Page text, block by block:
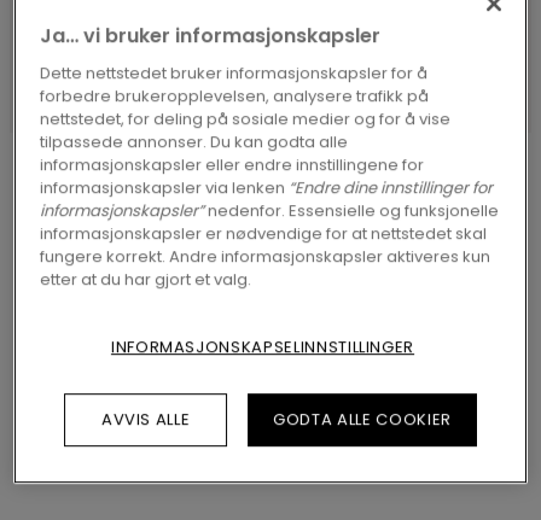
UTFORSK VÅRE PARKETTGULV TIL
SOVEROM
PARKETT SOVEROM
Ja… vi bruker informasjonskapsler
Dette nettstedet bruker informasjonskapsler for å
forbedre brukeropplevelsen, analysere trafikk på
nettstedet, for deling på sosiale medier og for å vise
tilpassede annonser. Du kan godta alle
informasjonskapsler eller endre innstillingene for
informasjonskapsler via lenken “Endre dine innstillinger for
informasjonskapsler”nedenfor. Essensielle og funksjonelle
informasjonskapsler er nødvendige for at nettstedet skal
fungere korrekt. Andre informasjonskapsler aktiveres kun
etter at du har gjort et valg.
INFORMASJONSKAPSELINNSTILLINGER
AVVIS ALLE GODTA ALLE COOKIER